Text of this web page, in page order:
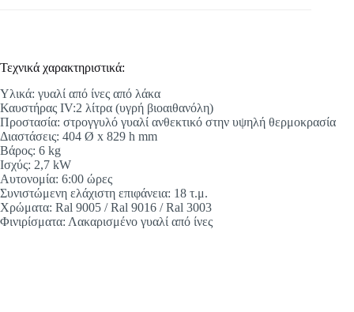
Τεχνικά χαρακτηριστικά:
Υλικά: γυαλί από ίνες από λάκα
Καυστήρας IV:2 λίτρα (υγρή βιοαιθανόλη)
Προστασία: στρογγυλό γυαλί ανθεκτικό στην υψηλή θερμοκρασία
Διαστάσεις: 404 Ø x 829 h mm
Βάρος: 6 kg
Ισχύς: 2,7 kW
Αυτονομία: 6:00 ώρες
Συνιστώμενη ελάχιστη επιφάνεια: 18 τ.μ.
Χρώματα: Ral 9005 / Ral 9016 / Ral 3003
Φινιρίσματα: Λακαρισμένο γυαλί από ίνες